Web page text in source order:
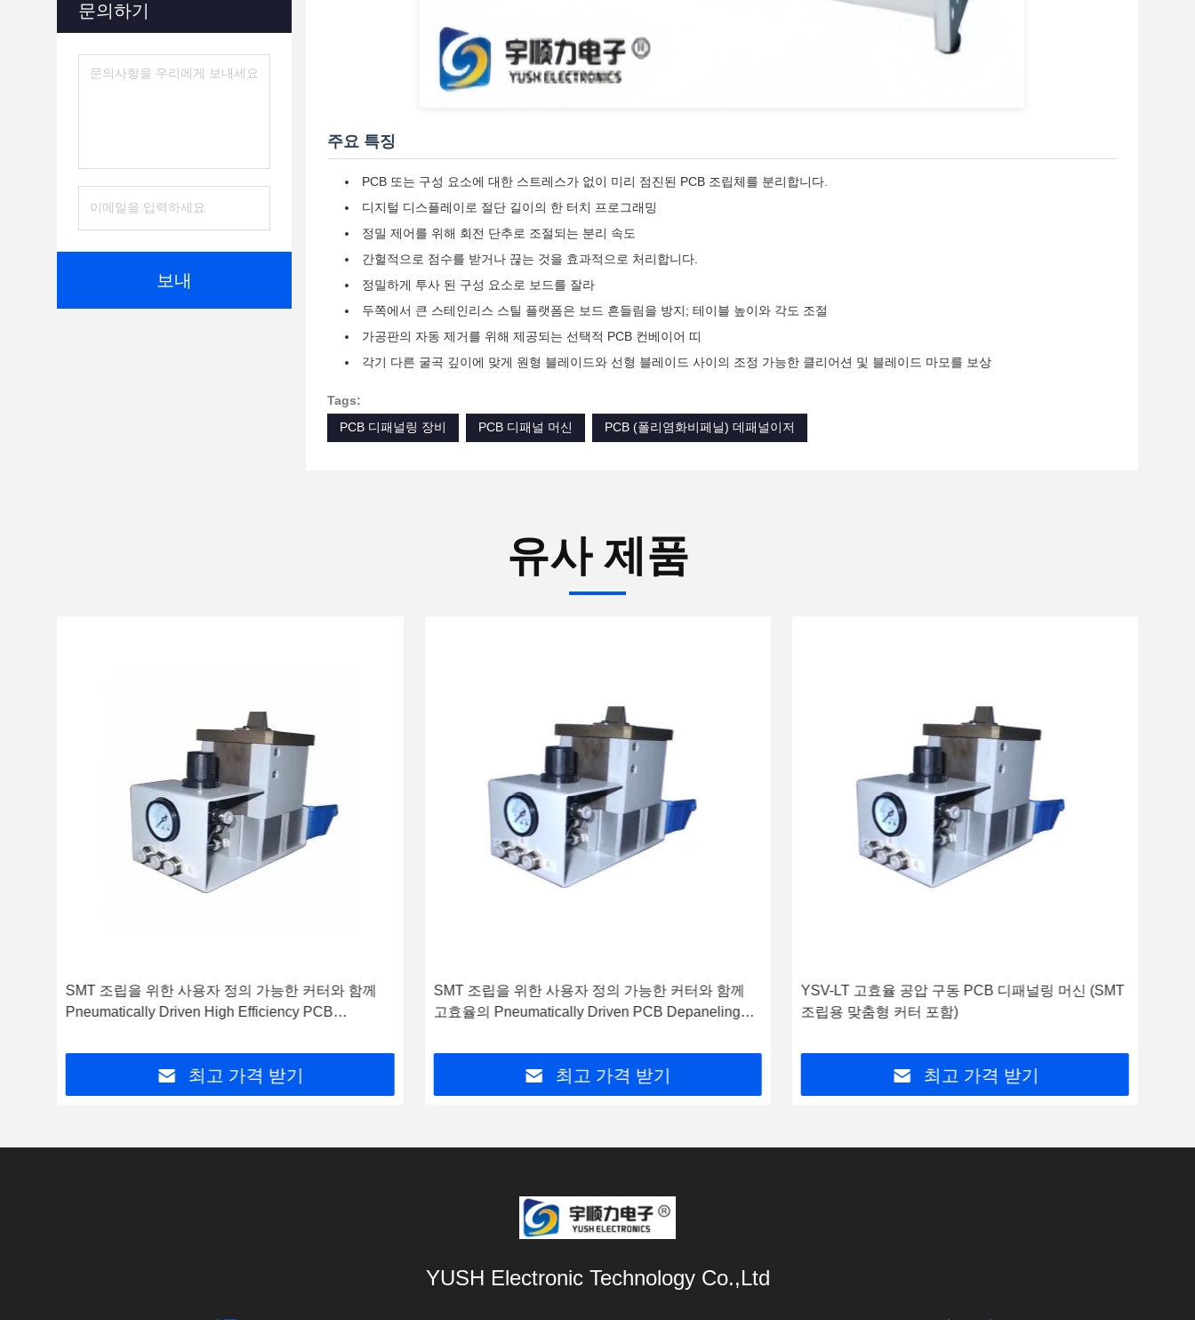
문의하기
보내
주요 특징
PCB 또는 구성 요소에 대한 스트레스가 없이 미리 점진된 PCB 조립체를 분리합니다.
디지털 디스플레이로 절단 길이의 한 터치 프로그래밍
정밀 제어를 위해 회전 단추로 조절되는 분리 속도
간헐적으로 점수를 받거나 끊는 것을 효과적으로 처리합니다.
정밀하게 투사 된 구성 요소로 보드를 잘라
두쪽에서 큰 스테인리스 스틸 플랫폼은 보드 흔들림을 방지; 테이블 높이와 각도 조절
가공판의 자동 제거를 위해 제공되는 선택적 PCB 컨베이어 띠
각기 다른 굴곡 깊이에 맞게 원형 블레이드와 선형 블레이드 사이의 조정 가능한 클리어션 및 블레이드 마모를 보상
Tags:
PCB 디패널링 장비
PCB 디패널 머신 PCB (폴리염화비페닐) 데패널이저
유사 제품
SMT 조립을 위한 사용자 정의 가능한 커터와 함께
고효율의 Pneumatically Driven PCB Depaneling
최고 가격 받기
YSV-LT 고효율 공압 구동 PCB 디패널링 머신 (SMT
조립용 맞춤형 커터 포함)
최고 가격 받기
YSV-5A 자동 쌍방향 PCB 탈판화 기계 양방향 절단
및 고속 철刃
최고 가격 받기
YUSH Electronic Technology Co.,Ltd